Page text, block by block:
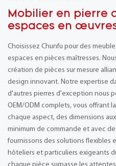
Mobilier en pierre
espaces en
Choisissez Chunfu pour des
espaces en pièces maîtresses.
création de pièces sur mesure
design innovant. Notre expertise
d'autres pierres d'exception nous
OEM/ODM complets, vous offrant
chaque aspect, des dimensions
minimum de commande et avec
fournissons des solutions flexibles
hôteliers et particuliers exigeants